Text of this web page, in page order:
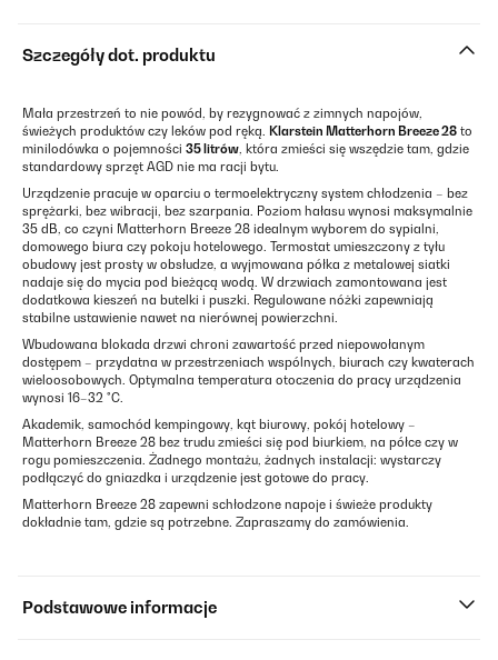
Szczegóły dot. produktu
Mała przestrzeń to nie powód, by rezygnować z zimnych napojów,
świeżych produktów czy leków pod ręką. Klarstein Matterhorn Breeze 28 to
minilodówka o pojemności 35 litrów, która zmieści się wszędzie tam, gdzie
standardowy sprzęt AGD nie ma racji bytu.
Urządzenie pracuje w oparciu o termoelektryczny system chłodzenia – bez
sprężarki, bez wibracji, bez szarpania. Poziom hałasu wynosi maksymalnie
35 dB, co czyni Matterhorn Breeze 28 idealnym wyborem do sypialni,
domowego biura czy pokoju hotelowego. Termostat umieszczony z tyłu
obudowy jest prosty w obsłudze, a wyjmowana półka z metalowej siatki
nadaje się do mycia pod bieżącą wodą. W drzwiach zamontowana jest
dodatkowa kieszeń na butelki i puszki. Regulowane nóżki zapewniają
stabilne ustawienie nawet na nierównej powierzchni.
Wbudowana blokada drzwi chroni zawartość przed niepowołanym
dostępem – przydatna w przestrzeniach wspólnych, biurach czy kwaterach
wieloosobowych. Optymalna temperatura otoczenia do pracy urządzenia
wynosi 16–32 °C.
Akademik, samochód kempingowy, kąt biurowy, pokój hotelowy –
Matterhorn Breeze 28 bez trudu zmieści się pod biurkiem, na półce czy w
rogu pomieszczenia. Żadnego montażu, żadnych instalacji: wystarczy
podłączyć do gniazdka i urządzenie jest gotowe do pracy.
Matterhorn Breeze 28 zapewni schłodzone napoje i świeże produkty
dokładnie tam, gdzie są potrzebne. Zapraszamy do zamówienia.
Podstawowe informacje